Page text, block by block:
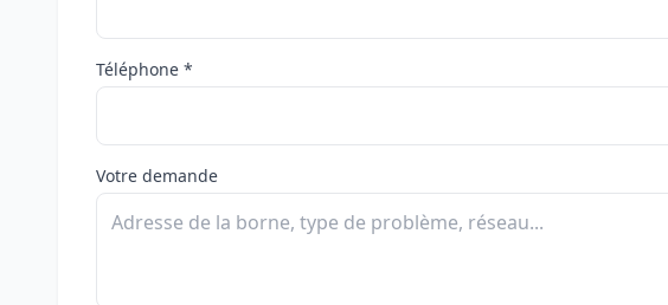
Téléphone *
Votre demande